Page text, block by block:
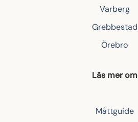
Varberg
Grebbestad
Örebro
Läs mer om
Måttguide